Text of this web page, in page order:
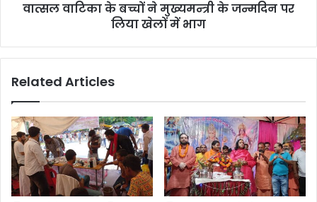
वात्सल वाटिका के बच्चों ने मुख्यमन्त्री के जन्मदिन पर
लिया खेलों में भाग
Related Articles